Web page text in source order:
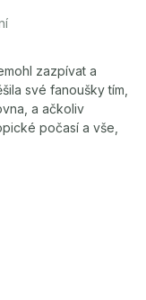
zazpívat a
své fanoušky tím,
a ačkoliv
počasí a vše,